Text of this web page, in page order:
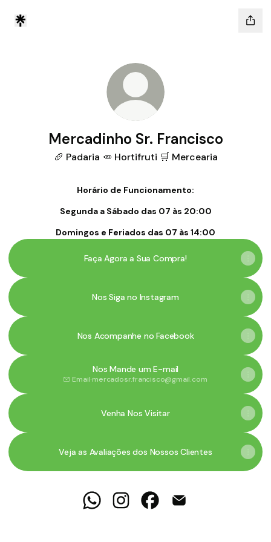
Mercadinho Sr. Francisco
🥖 Padaria 🥕 Hortifruti 🛒 Mercearia
Horário de Funcionamento:
Segunda a Sábado das 07 às 20:00
Domingos e Feriados das 07 às 14:00
Faça Agora a Sua Compra!
Nos Siga no Instagram
Nos Acompanhe no Facebook
Nos Mande um E-mail
Email·mercadosr.francisco@gmail.com
Venha Nos Visitar
Veja as Avaliações dos Nossos Clientes